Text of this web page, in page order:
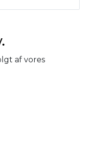
af vores